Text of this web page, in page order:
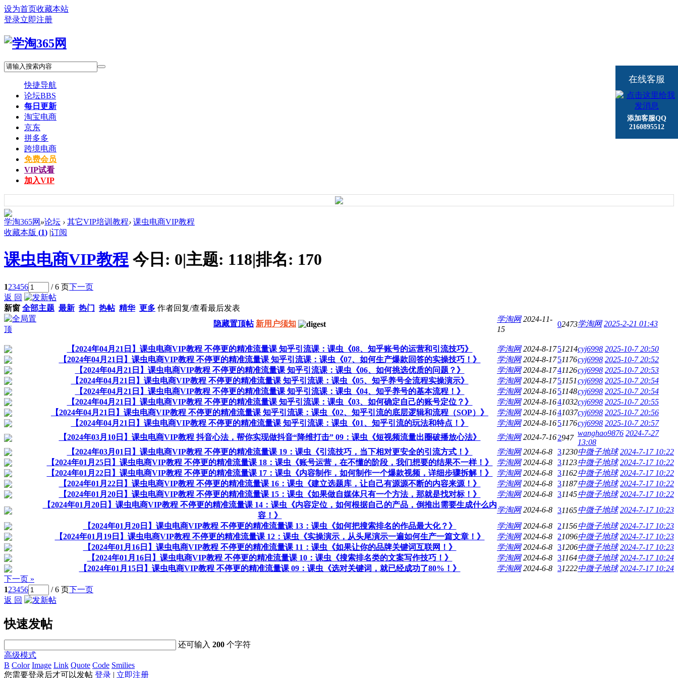
设为首页收藏本站
登录立即注册
快捷导航
论坛BBS
每日更新
淘宝电商
京东
拼多多
跨境电商
免费会员
VIP试看
加入VIP
学淘365网 »论坛 › 其它VIP培训教程› 课虫电商VIP教程
收藏本版 (1) |订阅
课虫电商VIP教程 今日: 0|主题: 118|排名: 170
123456 / 6 页下一页
返 回
新窗 全部主题 最新 热门 热帖 精华 更多 作者回复/查看最后发表
隐藏置顶帖 新用户须知
学淘网 2024-11-
15
02473学淘网 2025-2-21 01:43
【2024年04月21日】课虫电商VIP教程 不停更的精准流量课 知乎引流课：课虫《08、知乎账号的运营和引流技巧》 学淘网 2024-8-1751214cyj6998 2025-10-7 20:50
【2024年04月21日】课虫电商VIP教程 不停更的精准流量课 知乎引流课：课虫《07、如何生产爆款回答的实操技巧！》
学淘网 2024-8-1751176cyj6998 2025-10-7 20:52
【2024年04月21日】课虫电商VIP教程 不停更的精准流量课 知乎引流课：课虫《06、如何挑选优质的问题？》
学淘网 2024-8-1741126cyj6998 2025-10-7 20:53
【2024年04月21日】课虫电商VIP教程 不停更的精准流量课 知乎引流课：课虫《05、知乎养号全流程实操演示》
学淘网 2024-8-1751151cyj6998 2025-10-7 20:54
【2024年04月21日】课虫电商VIP教程 不停更的精准流量课 知乎引流课：课虫《04、知乎养号的基本流程！》
学淘网 2024-8-1651148cyj6998 2025-10-7 20:54
【2024年04月21日】课虫电商VIP教程 不停更的精准流量课 知乎引流课：课虫《03、如何确定自己的账号定位？》
学淘网 2024-8-1641032cyj6998 2025-10-7 20:55
【2024年04月21日】课虫电商VIP教程 不停更的精准流量课 知乎引流课：课虫《02、知乎引流的底层逻辑和流程（SOP）》
学淘网 2024-8-1641037cyj6998 2025-10-7 20:56
【2024年04月21日】课虫电商VIP教程 不停更的精准流量课 知乎引流课：课虫《01、知乎引流的玩法和特点！》
学淘网 2024-8-1651176cyj6998 2025-10-7 20:57
【2024年03月10日】课虫电商VIP教程 抖音心法，帮你实现做抖音“降维打击” 09：课虫《短视频流量出圈破播放心法》
学淘网 2024-7-162947
wanghao9876 2024-7-27
13:08
【2024年03月01日】课虫电商VIP教程 不停更的精准流量课 19：课虫《引流技巧，当下相对更安全的引流方式！》
学淘网 2024-6-8 31230中微子地球 2024-7-17 10:22
【2024年01月25日】课虫电商VIP教程 不停更的精准流量课 18：课虫《账号运营，在不懂的阶段，我们想要的结果不一样！》
学淘网 2024-6-8 31123中微子地球 2024-7-17 10:22
【2024年01月22日】课虫电商VIP教程 不停更的精准流量课 17：课虫《内容制作，如何制作一个爆款视频，详细步骤拆解！》
学淘网 2024-6-8 31162中微子地球 2024-7-17 10:22
【2024年01月22日】课虫电商VIP教程 不停更的精准流量课 16：课虫《建立选题库，让自己有源源不断的内容来源！》
学淘网 2024-6-8 31187中微子地球 2024-7-17 10:22
【2024年01月20日】课虫电商VIP教程 不停更的精准流量课 15：课虫《如果做自媒体只有一个方法，那就是找对标！》
学淘网 2024-6-8 31145中微子地球 2024-7-17 10:22
【2024年01月20日】课虫电商VIP教程 不停更的精准流量课 14：课虫《内容定位，如何根据自己的产品，倒推出需要生成什么内
容！》
学淘网 2024-6-8 31165中微子地球 2024-7-17 10:23
【2024年01月20日】课虫电商VIP教程 不停更的精准流量课 13：课虫《如何把搜索排名的作品最大化？》
学淘网 2024-6-8 21156中微子地球 2024-7-17 10:23
【2024年01月19日】课虫电商VIP教程 不停更的精准流量课 12：课虫《实操演示，从头尾演示一遍如何生产一篇文章！》
学淘网 2024-6-8 21096中微子地球 2024-7-17 10:23
【2024年01月16日】课虫电商VIP教程 不停更的精准流量课 11：课虫《如果让你的品牌关键词互联网！》
学淘网 2024-6-8 31206中微子地球 2024-7-17 10:23
【2024年01月16日】课虫电商VIP教程 不停更的精准流量课 10：课虫《搜索排名类的文案写作技巧！》
学淘网 2024-6-8 31164中微子地球 2024-7-17 10:24
【2024年01月15日】课虫电商VIP教程 不停更的精准流量课 09：课虫《选对关键词，就已经成功了80%！》
学淘网 2024-6-8 31222中微子地球 2024-7-17 10:24
下一页 »
123456 / 6 页下一页
返 回
快速发帖
还可输入200 个字符
高级模式
B Color Image Link Quote Code Smilies
您需要登录后才可以发帖 登录 | 立即注册
在线客服
添加客服QQ
2160895512